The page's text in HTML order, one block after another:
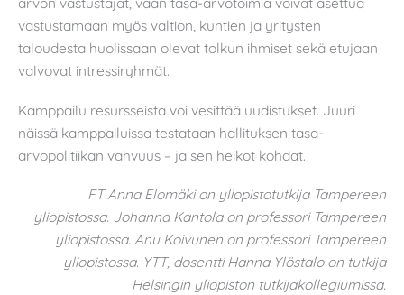
vastustamaan myös valtion, kuntien ja yritysten
taloudesta huolissaan olevat tolkun ihmiset sekä etujaan
valvovat intressiryhmät.
Kamppailu resursseista voi vesittää uudistukset. Juuri
näissä kamppailuissa testataan hallituksen tasa-
arvopolitiikan vahvuus – ja sen heikot kohdat.
FT Anna Elomäki on yliopistotutkija Tampereen
yliopistossa. Johanna Kantola on professori Tampereen
yliopistossa. Anu Koivunen on professori Tampereen
yliopistossa. YTT, dosentti Hanna Ylöstalo on tutkija
Helsingin yliopiston tutkijakollegiumissa.